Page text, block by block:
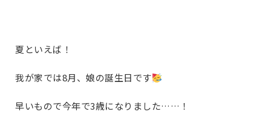
夏といえば！
我が家では8月、娘の誕生日です
早いもので今年で3歳になりました……！